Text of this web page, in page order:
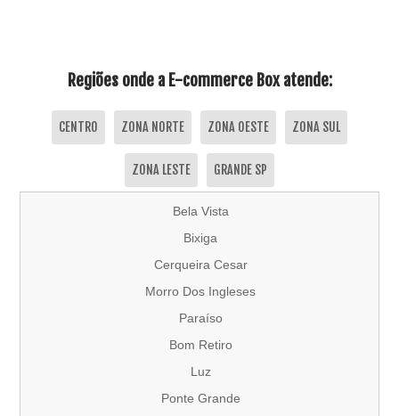
Regiões onde a E-commerce Box atende:
CENTRO ZONA NORTE ZONA OESTE ZONA SUL
ZONA LESTE GRANDE SP
Bela Vista
Bixiga
Cerqueira Cesar
Morro Dos Ingleses
Paraíso
Bom Retiro
Luz
Ponte Grande